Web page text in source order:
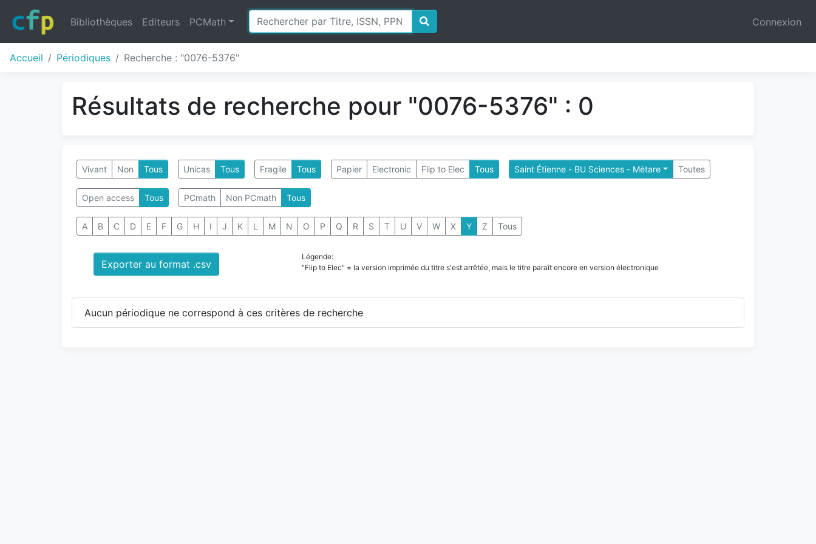
Bibliothèques Editeurs PCMath Connexion
Accueil Périodiques Recherche : "0076-5376"
Résultats de recherche pour "0076-5376" : 0
Vivant Non Tous Unicas Tous Fragile Tous Papier Electronic Flip to Elec Tous Saint Étienne - BU Sciences - Métare Toutes
Open access Tous PCmath Non PCmath Tous
A B C D E F G H I J K L M N O P Q R S T U V W X Y Z Tous
Exporter au format .csv
Légende:
"Flip to Elec" = la version imprimée du titre s'est arrêtée, mais le titre paraît encore en version électronique
Aucun périodique ne correspond à ces critères de recherche